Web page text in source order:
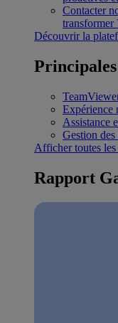
Contacter
transformer
Découvrir la
Expérience
Assistance
Gestion
Afficher toutes
Rapport